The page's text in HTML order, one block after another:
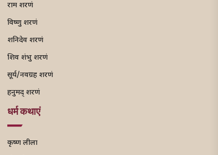
राम शरणं
विष्णु शरणं
शनिदेव शरणं
शिव शंभु शरणं
सूर्य/नवग्रह शरणं
हनुमद् शरणं
धर्म कथाएं
कृष्ण लीला